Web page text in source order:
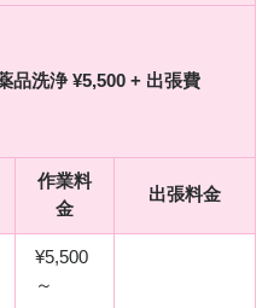
品洗浄 ¥5,500 + 出張費
作業料
金
出張料金
¥5,500
～